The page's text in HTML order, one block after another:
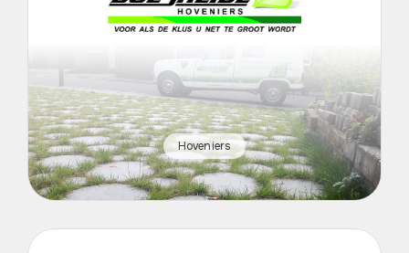
Hoveniers